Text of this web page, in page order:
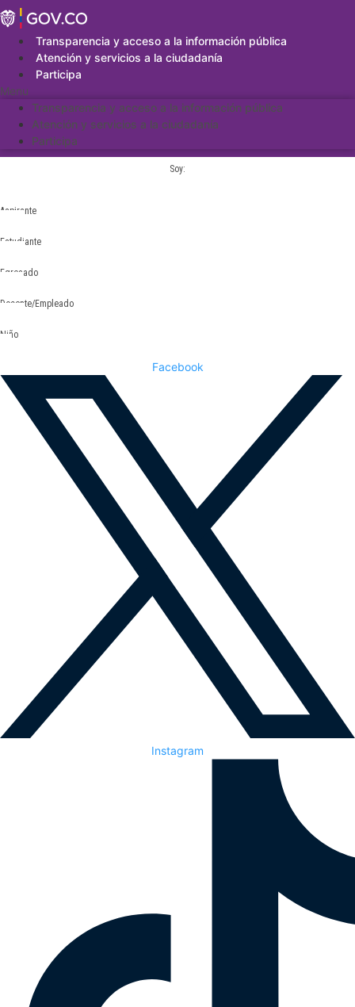
Saltar
al
contenidoTransparencia y acceso a la información pública
Atención y servicios a la ciudadanía
Participa
Menu
Transparencia y acceso a la información pública
Atención y servicios a la ciudadanía
Participa
Soy:
Aspirante
Estudiante
Egresado
Docente/Empleado
Niño
Facebook
Instagram